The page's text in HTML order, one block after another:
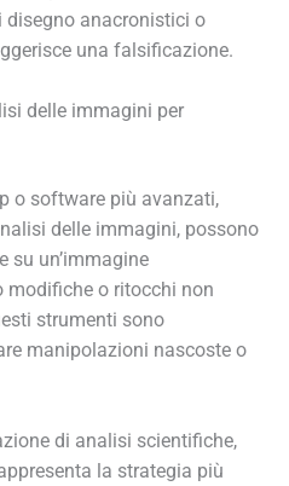
anacronistici o
una falsificazione.
delle immagini per
o software più avanzati,
delle immagini, possono
su un’immagine
modifiche o ritocchi non
strumenti sono
manipolazioni nascoste o
di analisi scientifiche,
la strategia più